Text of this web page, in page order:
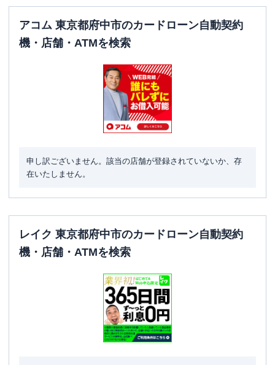
アコム 東京都府中市のカードローン自動契約
機・店舗・ATMを検索
申し訳ございません。該当の店舗が登録されていないか、存
在いたしません。
レイク 東京都府中市のカードローン自動契約
機・店舗・ATMを検索